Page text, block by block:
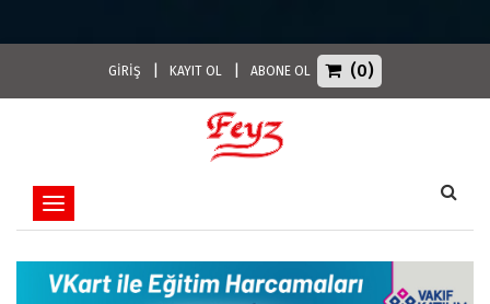
GİRİŞ KAYIT OL ABONE OL (0)
Toggle navigation